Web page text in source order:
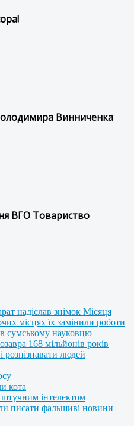
Винниченка
ВГО Товариство
надіслав знімок Місяця
місцях їх замінили роботи
сумському науковцю
168 мільйонів років
розпізнавати людей
кота
штучним інтелектом
писати фальшиві новини